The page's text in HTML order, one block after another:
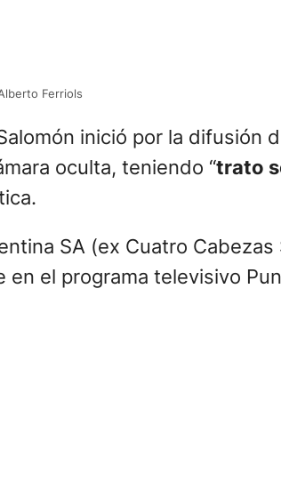
Ferriols
inició por la difusión
oculta, teniendo “trato
SA (ex Cuatro Cabezas
el programa televisivo